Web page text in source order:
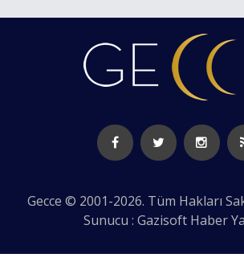
Gecce © 2001-2026. Tüm Hakları
Sunucu : Gazisoft Haber